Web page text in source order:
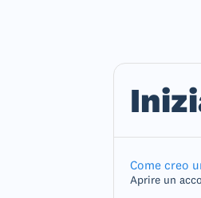
Come creo
Aprire un